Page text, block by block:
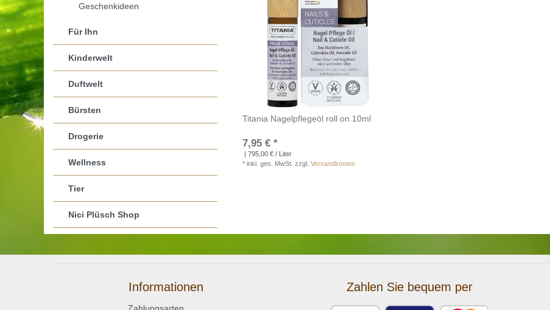
Geschenkideen
Für Ihn
Kinderwelt
Duftwelt
Bürsten
Drogerie
Wellness
Tier
Nici Plüsch Shop
Titania Nagelpflegeöl roll on 10ml
7,95 € *
| 795,00 € / Liter
*inkl. ges. MwSt. zzgl.Versandkosten
Informationen Zahlen Sie bequem per